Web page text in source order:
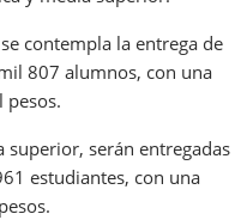
contempla la entrega de
807 alumnos, con una
superior, serán entregadas
estudiantes, con una